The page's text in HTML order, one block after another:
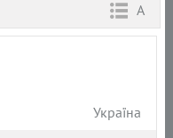
А
Україна